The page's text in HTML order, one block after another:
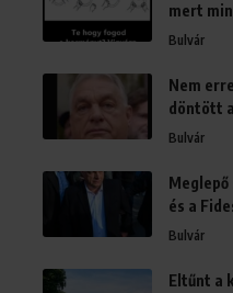
mert
Bulvár
Nem
döntött
Bulvár
és a
Bulvár
Eltűnt a